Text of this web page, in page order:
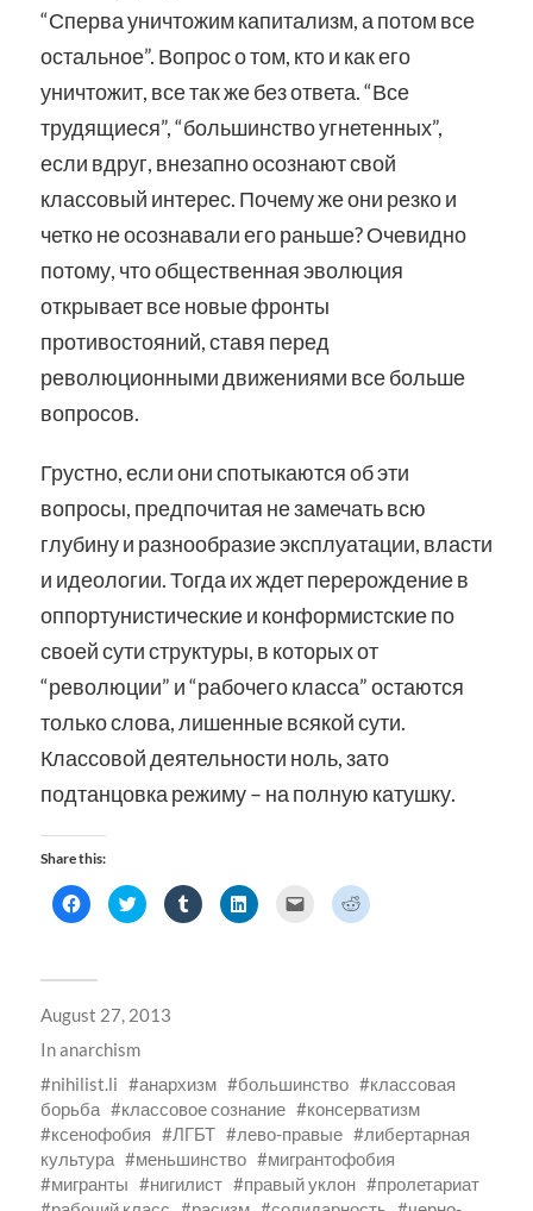
“Сперва уничтожим капитализм, а потом все
остальное”. Вопрос о том, кто и как его
уничтожит, все так же без ответа. “Все
трудящиеся”, “большинство угнетенных”,
если вдруг, внезапно осознают свой
классовый интерес. Почему же они резко и
четко не осознавали его раньше? Очевидно
потому, что общественная эволюция
открывает все новые фронты
противостояний, ставя перед
революционными движениями все больше
вопросов.
Грустно, если они спотыкаются об эти
вопросы, предпочитая не замечать всю
глубину и разнообразие эксплуатации, власти
и идеологии. Тогда их ждет перерождение в
оппортунистические и конформистские по
своей сути структуры, в которых от
“революции” и “рабочего класса” остаются
только слова, лишенные всякой сути.
Классовой деятельности ноль, зато
подтанцовка режиму – на полную катушку.
Share this:
Click
to
share
in
window)
Click
to
share
window)
Click
to
share
Click
to
Click Click
to
August 27, 2013
Inanarchism
nihilist.li
анархизм большинство
классовая
борьба
классовое сознание
консерватизм
ксенофобия
ЛГБТ лево-правые
либертарная
культура
меньшинство
мигрантофобия
мигранты
нигилист правый уклон
пролетариат